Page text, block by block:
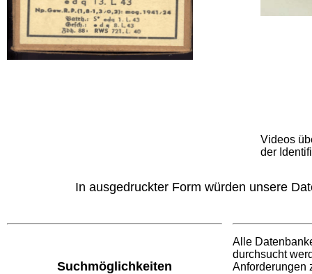
Videos
der
In ausgedruckter Form würden unsere
Suchmöglichkeiten
Alle
durchsucht
Anforderungen